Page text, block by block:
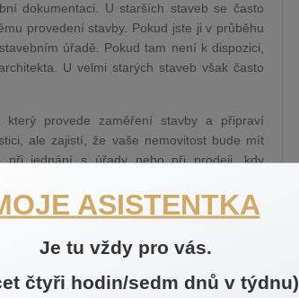
dokumentaci. U starších staveb se často
provedení stavby. Pokud jste ji v průběhu
úřadě. Pokud tam není k dispozici,
U velmi starých staveb však často
který provede zaměření stavby a připraví
ale zajistí, že vaše nemovitost bude mít
při jednání s úřady nebo při prodeji, kdy
zátěž, v dlouhodobém horizontu chrání
dokumentace odpovídá skutečnosti, nebo
prostřednictvím kontaktů uvedených
ASISTENTKA
Je tu vždy pro vás.
čtyři hodin/sedm dnů v týdnu)